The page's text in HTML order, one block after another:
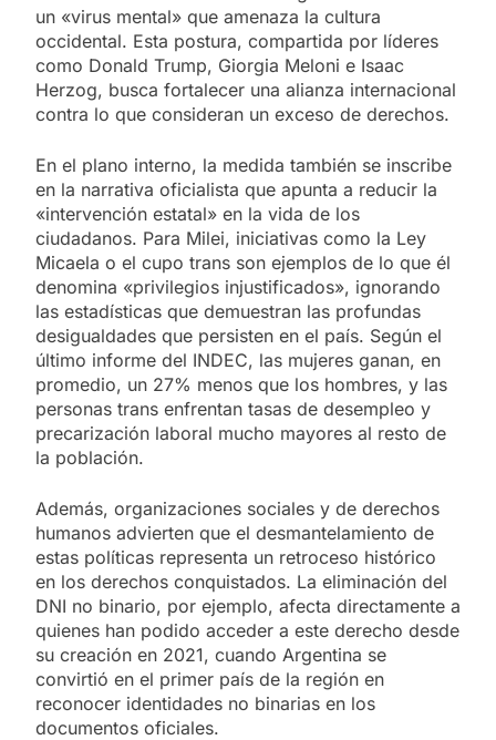
un «virus mental» que amenaza la cultura
occidental. Esta postura, compartida por líderes
como Donald Trump, Giorgia Meloni e Isaac
Herzog, busca fortalecer una alianza internacional
contra lo que consideran un exceso de derechos.
En el plano interno, la medida también se inscribe
en la narrativa oficialista que apunta a reducir la
«intervención estatal» en la vida de los
ciudadanos. Para Milei, iniciativas como la Ley
Micaela o el cupo trans son ejemplos de lo que él
denomina «privilegios injustificados», ignorando
las estadísticas que demuestran las profundas
desigualdades que persisten en el país. Según el
último informe del INDEC, las mujeres ganan, en
promedio, un 27% menos que los hombres, y las
personas trans enfrentan tasas de desempleo y
precarización laboral mucho mayores al resto de
la población.
Además, organizaciones sociales y de derechos
humanos advierten que el desmantelamiento de
estas políticas representa un retroceso histórico
en los derechos conquistados. La eliminación del
DNI no binario, por ejemplo, afecta directamente a
quienes han podido acceder a este derecho desde
su creación en 2021, cuando Argentina se
convirtió en el primer país de la región en
reconocer identidades no binarias en los
documentos oficiales.